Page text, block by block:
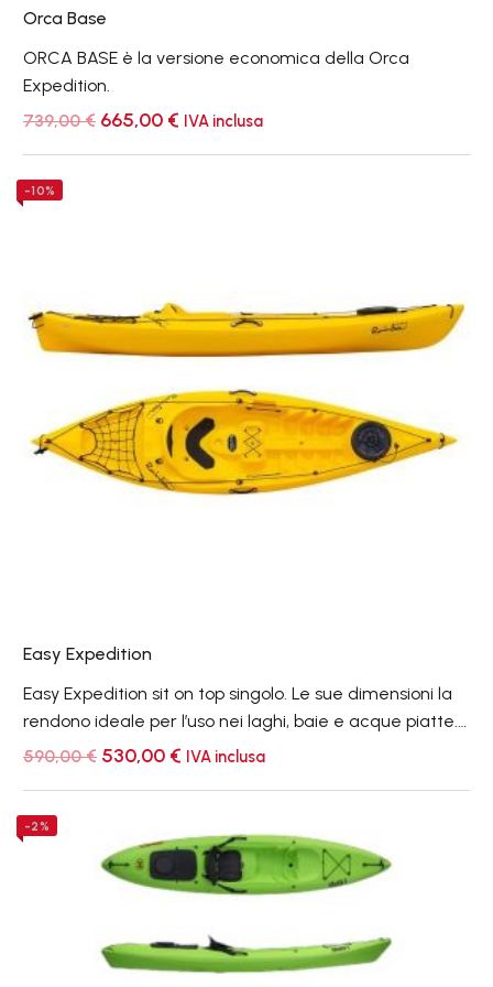
Orca Base
ORCA BASE è la versione economica della Orca
Expedition.
739,00€ Il
originale
665,00 € Il
attuale
IVA inclusa
-10%
Easy Expedition
Easy Expedition sit on top singolo. Le sue dimensioni la
rendono ideale per l’uso nei laghi, baie e acque piatte.
E’ molto stabile, agile e veloce per il turismo leggero.
590,00€ Il
originale
590,00 €.
530,00 € Il
attuale
530,00 €.
IVA inclusa
Sport
-2%